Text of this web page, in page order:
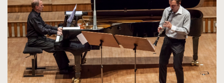
do
rozmiarów
oryginalnych